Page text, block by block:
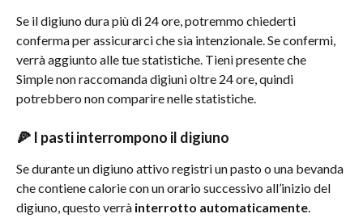
Se il digiuno dura più di 24 ore, potremmo chiederti
conferma per assicurarci che sia intenzionale. Se confermi,
verrà aggiunto alle tue statistiche. Tieni presente che
Simple non raccomanda digiuni oltre 24 ore, quindi
potrebbero non comparire nelle statistiche.
🍕 I pasti interrompono il digiuno
Se durante un digiuno attivo registri un pasto o una bevanda
che contiene calorie con un orario successivo all’inizio del
digiuno, questo verrà interrotto automaticamente.